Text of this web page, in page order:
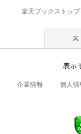
楽天ブックストップ
表示
企業情報 個人情